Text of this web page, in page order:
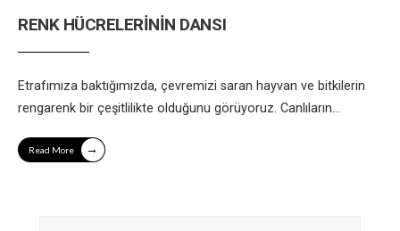
RENK HÜCRELERİNİN DANSI
Etrafımıza baktığımızda, çevremizi saran hayvan ve bitkilerin
rengarenk bir çeşitlilikte olduğunu görüyoruz. Canlıların...
Read More →